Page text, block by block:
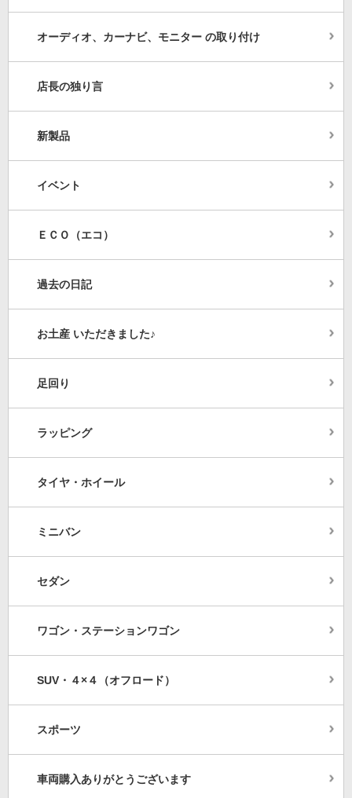
オーディオ、カーナビ、モニター の取り付け
店長の独り言
新製品
イベント
ＥＣＯ（エコ）
過去の日記
お土産 いただきました♪
足回り
ラッピング
タイヤ・ホイール
ミニバン
セダン
ワゴン・ステーションワゴン
SUV・４×４（オフロード）
スポーツ
車両購入ありがとうございます